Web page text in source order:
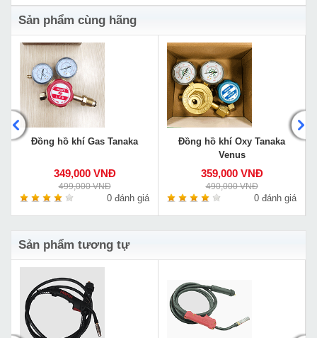
Sản phẩm cùng hãng
Đồng hồ khí Gas Tanaka
349,000 VNĐ
499,000 VNĐ
0 đánh giá
Đồng hồ khí Oxy Tanaka
Venus
359,000 VNĐ
490,000 VNĐ
0 đánh giá
Sản phẩm tương tự